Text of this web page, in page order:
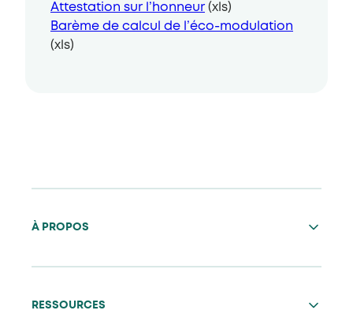
Attestation sur l’honneur (xls)
Barème de calcul de l’éco-modulation
(xls)
À PROPOS
RESSOURCES